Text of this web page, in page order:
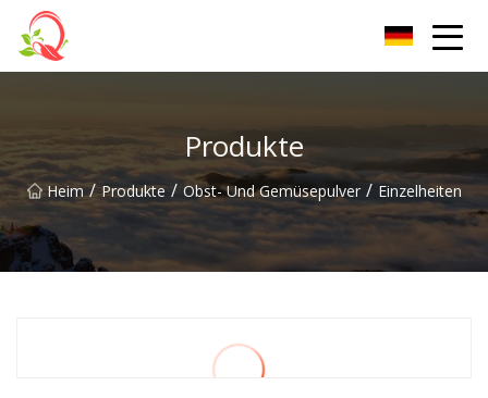
Produkte
Heim / Produkte / Obst- Und Gemüsepulver / Einzelheiten